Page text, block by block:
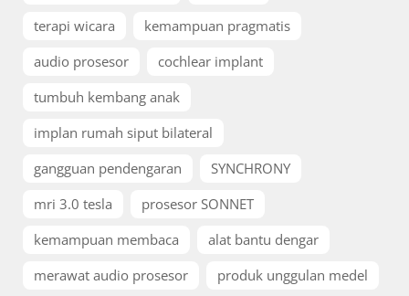
terapi wicara
kemampuan pragmatis
audio prosesor
cochlear implant
tumbuh kembang anak
implan rumah siput bilateral
gangguan pendengaran
SYNCHRONY
mri 3.0 tesla
prosesor SONNET
kemampuan membaca
alat bantu dengar
merawat audio prosesor
produk unggulan medel